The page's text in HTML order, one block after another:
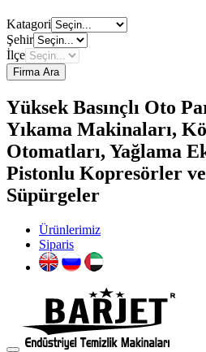
Katagori
Şehir
İlçe
Firma Ara
Yüksek Basınçlı Oto
Yıkama Makinaları,
Otomatları, Yağlama
Pistonlu Kopresörler
Süpürgeler
Ürünlerimiz
Siparis